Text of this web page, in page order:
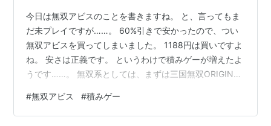
今日は無双アビスのことを書きますね。 と、言ってもま
だ未プレイですが……。 60%引きで安かったので、つい
無双アビスを買ってしまいました。 1188円は買いですよ
ね。 安さは正義です。 というわけで積みゲーが増えたよ
うです……。 無双系としては、まずは三国無双ORIGINS
きたい。 しかし無双アビスも魅力的。 こういうの、ダメ
ですね。 積みゲーがどんどん増えていきます。 さっさと
#無双アビス #積みゲー